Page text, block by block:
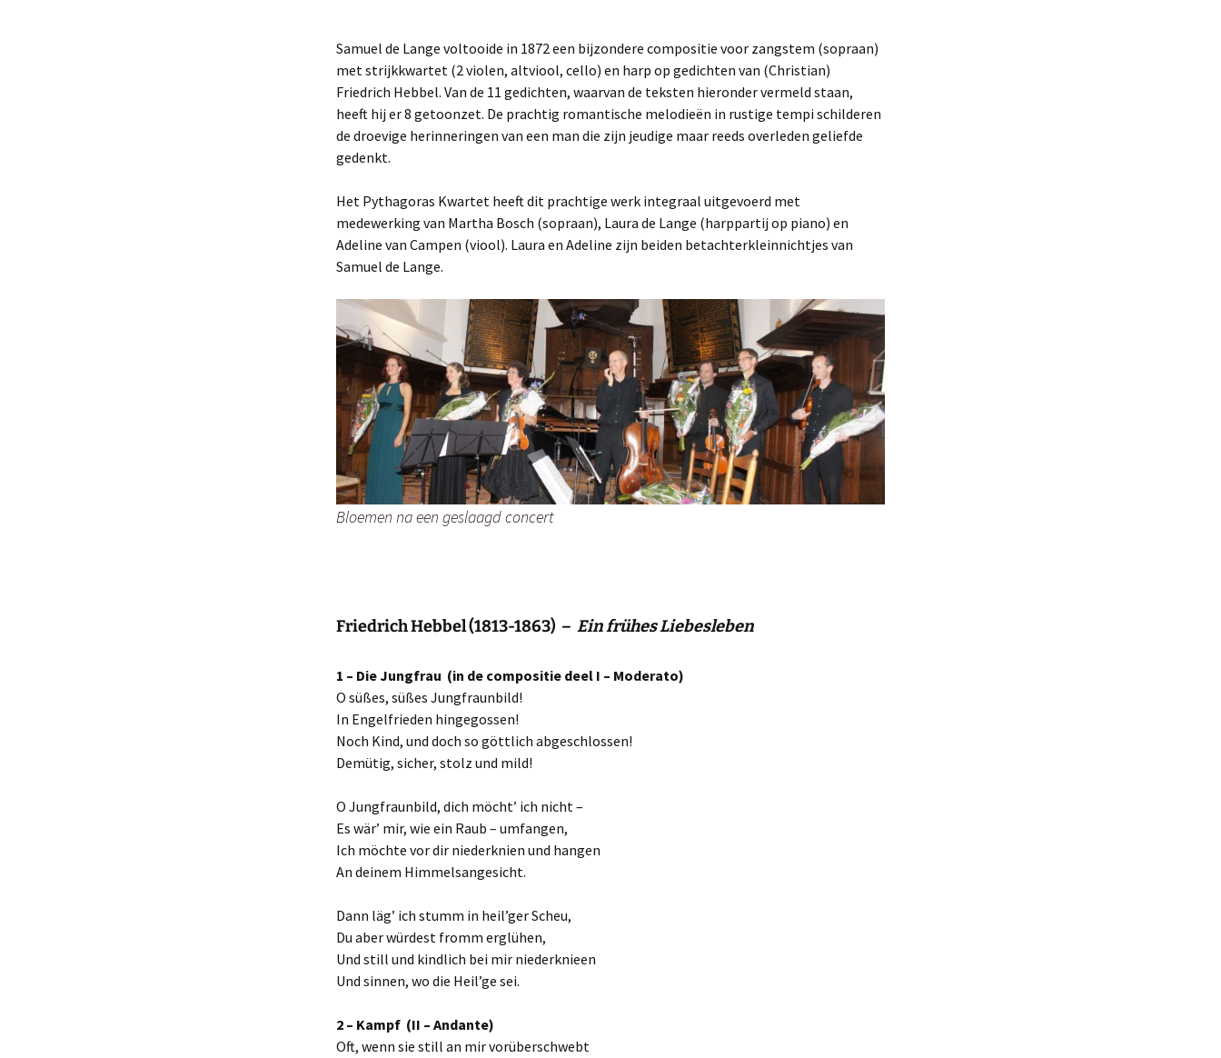
Duitsland Tour juli 2018
2017 en 2016 2-9-2017 De Lange
concert
8-10-2016 Boxtel
5-6-2016 Willibrordus
2015 en 2014 21-11-2015 Asml
Muziekgebouw
8-2-2015 Afscheid Ariël
5-10-2014
HuiskamerRondo
31-8-2014 Artspace
Flipside
25-5-2014 Willibrordus
6-10-2013
HuiskamerRondo
6-6-2013 Lambertuskerk
1-3-2007 Samuel en
Daniël de Lange
Herzogenberg, Op. 42/1
De Lange, Kwartet Op. 18
en Adagio Op. 7
Samuel de Lange, ´Ein
frühes Liebesleben´
kwartet
Schönberg, kwartet in D
Samuel de Lange voltooide in 1872 een bijzondere compositie voor zangstem (sopraan)
met strijkkwartet (2 violen, altviool, cello) en harp op gedichten van (Christian)
Friedrich Hebbel. Van de 11 gedichten, waarvan de teksten hieronder vermeld staan,
heeft hij er 8 getoonzet. De prachtig romantische melodieën in rustige tempi schilderen
de droevige herinneringen van een man die zijn jeudige maar reeds overleden geliefde
gedenkt.
Het Pythagoras Kwartet heeft dit prachtige werk integraal uitgevoerd met
medewerking van Martha Bosch (sopraan), Laura de Lange (harppartij op piano) en
Adeline van Campen (viool). Laura en Adeline zijn beiden betachterkleinnichtjes van
Samuel de Lange.
Bloemen na een geslaagd concert
Friedrich Hebbel (1813-1863) – Ein frühes Liebesleben
1 – Die Jungfrau (in de compositie deel I – Moderato)
O süßes, süßes Jungfraunbild!
In Engelfrieden hingegossen!
Noch Kind, und doch so göttlich abgeschlossen!
Demütig, sicher, stolz und mild!
O Jungfraunbild, dich möcht’ ich nicht –
Es wär’ mir, wie ein Raub – umfangen,
Ich möchte vor dir niederknien und hangen
An deinem Himmelsangesicht.
Dann läg’ ich stumm in heil’ger Scheu,
Du aber würdest fromm erglühen,
Und still und kindlich bei mir niederknieen
Und sinnen, wo die Heil’ge sei.
2 – Kampf (II – Andante)
Oft, wenn sie still an mir vorüberschwebt